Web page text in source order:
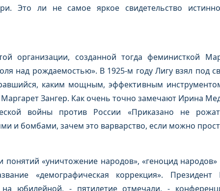
Это ли не самое яркое свидетельство
организации, созданной тогда феминисткой
над рождаемостью». В 1925-м году Лигу взял под
каким мощным, эффективным
Зангер. Как очень точно замечают Ирина
войны против России «Приказано не
и бомбами, зачем это варварство, если можно
понятий «уничтожение народов», «геноцид народов»
«демографическая коррекция».
на юбилейной, - пятилетие отмечали, -